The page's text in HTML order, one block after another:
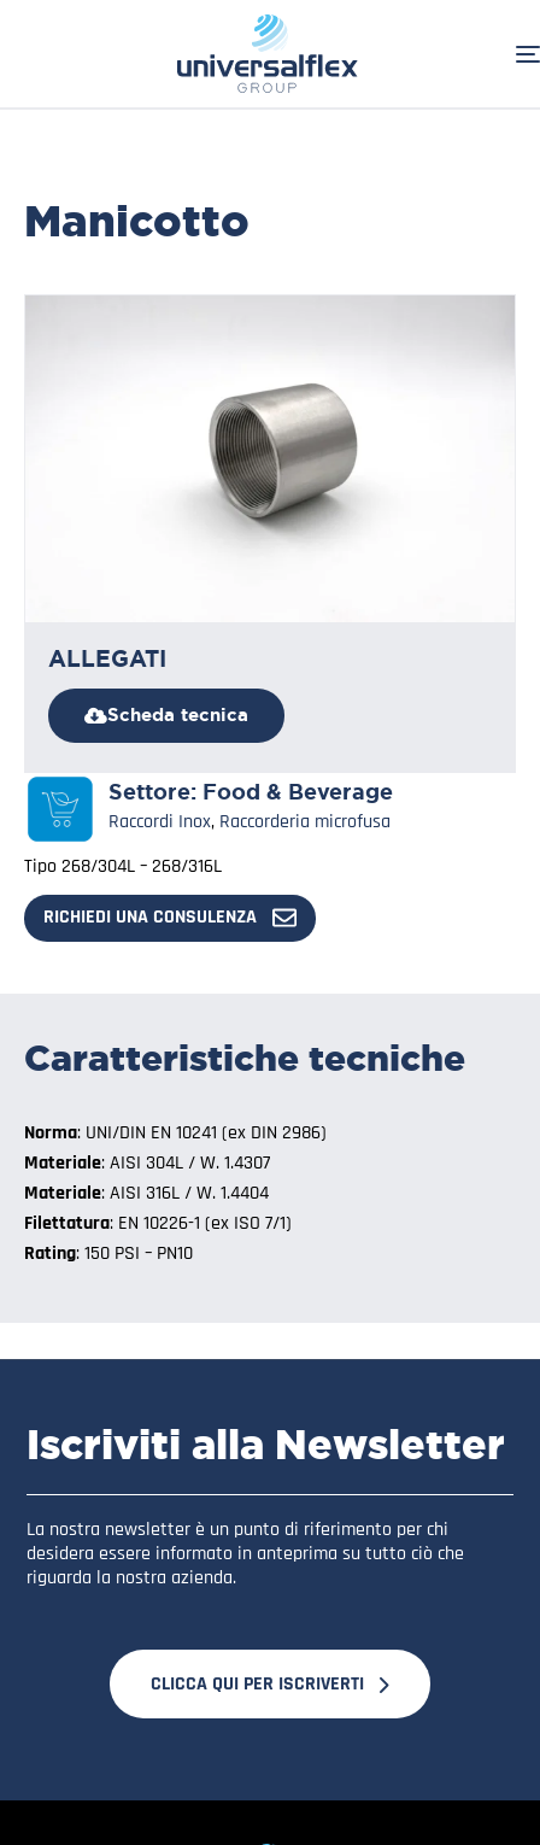
Raccordi Inox
Raccorderia microfusa
Manicotto
ALLEGATI
Scheda tecnica
Settore: Food & Beverage
Raccordi Inox, Raccorderia microfusa
Tipo 268/304L – 268/316L
RICHIEDI UNA CONSULENZA
Caratteristiche tecniche
Norma: UNI/DIN EN 10241 (ex DIN 2986)
Materiale: AISI 304L / W. 1.4307
Materiale: AISI 316L / W. 1.4404
Filettatura: EN 10226-1 (ex ISO 7/1)
Rating: 150 PSI – PN10
Iscriviti alla Newsletter
La nostra newsletter è un punto di riferimento per chi
desidera essere informato in anteprima su tutto ciò che
riguarda la nostra azienda.
CLICCA QUI PER ISCRIVERTI